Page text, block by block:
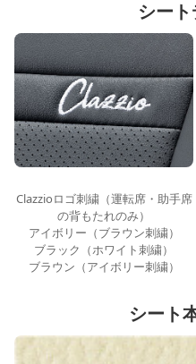
シー
Clazzioロゴ刺繍（運転席・助手席
の背もたれのみ）
アイボリー（ブラウン刺繍）
ブラック（ホワイト刺繍）
ブラウン（アイボリー刺繍）
シート